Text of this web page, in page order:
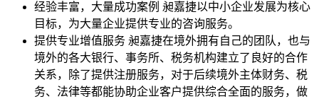
经验丰富，大量成功案例 昶嘉捷以中小企业发展为核心
目标，为大量企业提供专业的咨询服务。
提供专业增值服务 昶嘉捷在境外拥有自己的团队，也与
境外的各大银行、事务所、税务机构建立了良好的合作
关系，除了提供注册服务，对于后续境外主体财务、税
务、法律等都能协助企业客户提供综合全面的服务，做